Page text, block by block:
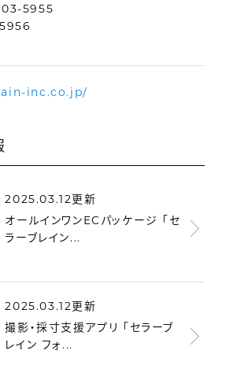
5955
inc.co.jp/
2025.03.12更新
オールインワンECパッケージ 「セ
ラーブレイン...
2025.03.12更新
撮影・採寸支援アプリ 「セラーブ
レイン フォ...